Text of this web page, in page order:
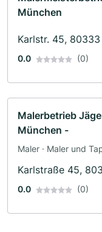
München
Karlstr. 45,
0.0 (0)
Malerbetrieb
München -
Maler · Maler und
Karlstraße 45,
0.0 (0)